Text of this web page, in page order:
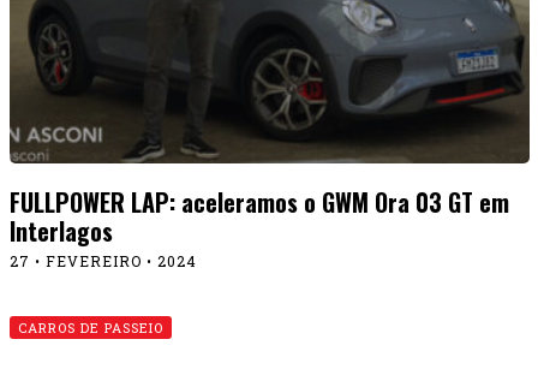
FULLPOWER LAP: aceleramos o GWM Ora 03 GT em
Interlagos
27 • FEVEREIRO • 2024
CARROS DE PASSEIO